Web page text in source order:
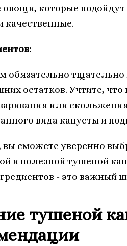
овощи, которые
качественные.
обязательно тщательно
остатков. Учтите,
или
вида капусты и
вы сможете уверенно
и полезной тушеной
- это важный
тушеной